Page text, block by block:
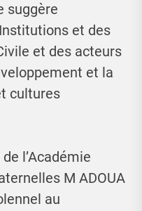
suggère
et des
et des acteurs
et la
cultures
l’Académie
M ADOUA
au